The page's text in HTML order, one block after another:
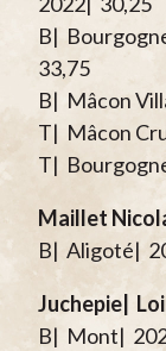
B|
33,75
B| Mâcon
T| Mâcon
T|
Maillet
B| Aligoté|
Juchepie|
B| Mont|